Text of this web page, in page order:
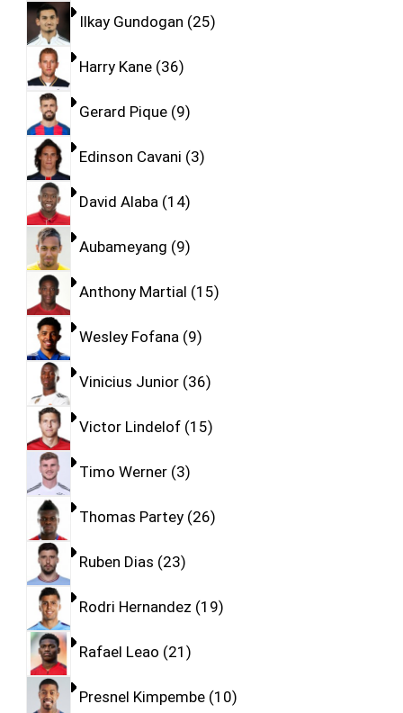
Ilkay Gundogan 25
Harry Kane 36
Gerard Pique 9
Edinson Cavani 3
David Alaba 14
Aubameyang 9
Anthony Martial 15
Wesley Fofana 9
Vinicius Junior 36
Victor Lindelof 15
Timo Werner 3
Thomas Partey 26
Ruben Dias 23
Rodri Hernandez 19
Rafael Leao 21
Presnel Kimpembe 10